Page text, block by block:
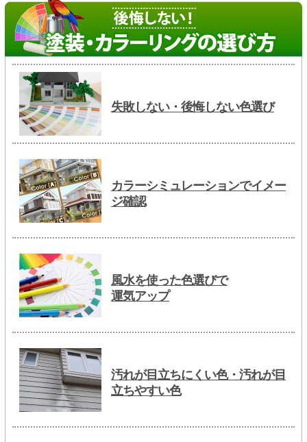
失敗しない・後悔しない色選び
カラーシミュレーションでイメー
ジ確認
風水を使った色選びで
運気アップ
汚れが目立ちにくい色・汚れが目
立ちやすい色